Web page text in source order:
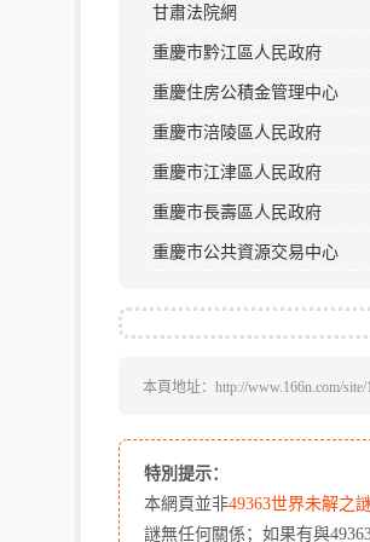
甘肅法院網
重慶市黔江區人民政府
重慶住房公積金管理中心
重慶市涪陵區人民政府
重慶市江津區人民政府
重慶市長壽區人民政府
重慶市公共資源交易中心
本頁地址：http://www.166n.com/site/
特別提示：
本網頁並非49363世界未解之
謎無任何關係；如果有與